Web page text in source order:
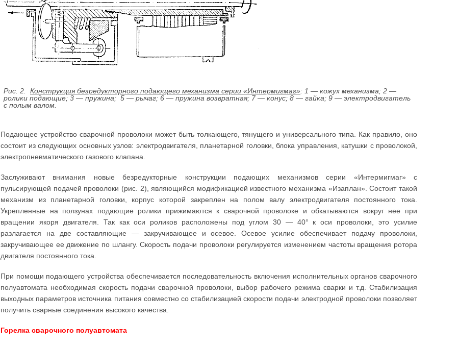
Рис. 2.Конструкция безредукторного подающего механизма серии «Интермигмаг»: 1 — кожух механизма; 2 —
ролики подающие; 3 — пружина; 5 — рычаг; 6 — пружина возвратная; 7 — конус; 8 — гайка; 9 — электродвигатель
с полым валом.
Подающее устройство сварочной проволоки может быть толкающего, тянущего и универсального типа. Как правило, оно
состоит из следующих основных узлов: электродвигателя, планетарной головки, блока управления, катушки с проволокой,
электропневматического газового клапана.
Заслуживают внимания новые безредукторные конструкции подающих механизмов серии «Интермигмаг» с
пульсирующей подачей проволоки (рис. 2), являющийся модификацией известного механизма «Изаплан». Состоит такой
механизм из планетарной головки, корпус которой закреплен на полом валу электродвигателя постоянного тока.
Укрепленные на ползунах подающие ролики прижимаются к сварочной проволоке и обкатываются вокруг нее при
вращении якоря двигателя. Так как оси роликов расположены под углом 30 — 40° к оси проволоки, это усилие
разлагается на две составляющие — закручивающее и осевое. Осевое усилие обеспечивает подачу проволоки,
закручивающее ее движение по шлангу. Скорость подачи проволоки регулируется изменением частоты вращения ротора
двигателя постоянного тока.
При помощи подающего устройства обеспечивается последовательность включения исполнительных органов сварочного
полуавтомата необходимая скорость подачи сварочной проволоки, выбор рабочего режима сварки и т.д. Стабилизация
выходных параметров источника питания совместно со стабилизацией скорости подачи электродной проволоки позволяет
получить сварные соединения высокого качества.
Горелка сварочного полуавтомата